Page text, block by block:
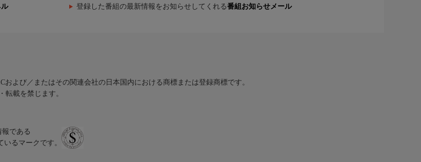
ル 登録した番組の最新情報をお知らせしてくれる番組お知らせメール
よび／またはその関連会社の日本国内における商標または登録商標です。
転載を禁じます。
である
るマークです。